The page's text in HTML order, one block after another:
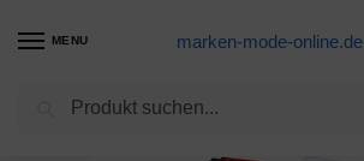
MENU marken-mode-online.de
Büstenhalter Produkte